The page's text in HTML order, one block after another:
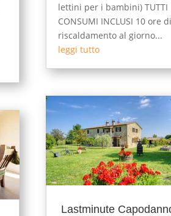
lettini per i bambini) TUTTI
CONSUMI INCLUSI 10 ore
riscaldamento al giorno...
leggi tutto
Lastminute